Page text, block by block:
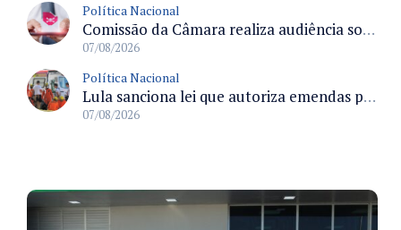
Política Nacional
Comissão da Câmara realiza audiência sobre apostas online para medir o tamanho do mercado ilegal
07/08/2026
Política Nacional
Lula sanciona lei que autoriza emendas parlamentares para atendimento pré-hospitalar pelos bombeiros
07/08/2026